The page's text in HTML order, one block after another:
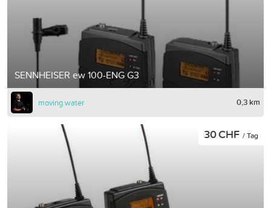
SENNHEISER ew 100-ENG G3
moving water 0,3 km
30 CHF / Tag